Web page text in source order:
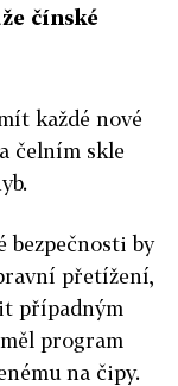
čínské
každé nové
čelním skle
bezpečnosti by
přetížení,
případným
program
na čipy.